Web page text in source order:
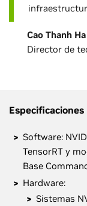
Cao Thanh Ha
Director de
Especificaciones
Software:
TensorRT y
Base
Hardware:
Sistemas